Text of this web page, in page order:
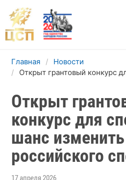
Главная
Новости
Открыт грантовый конкурс
Открыт
конкурс для
шанс
российского
17 апреля 2026